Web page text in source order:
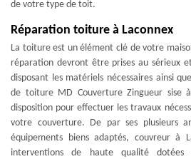
de votre type de toit.
Réparation toiture à Laconnex
La toiture est un élément clé de votre
réparation devront être prises au sérieux
disposant les matériels nécessaires ainsi
de toiture MD Couverture Zingueur sise
disposition pour effectuer les travaux
votre couverture. De par ses plusieurs
équipements biens adaptés, couvreur à
interventions de haute qualité dotées